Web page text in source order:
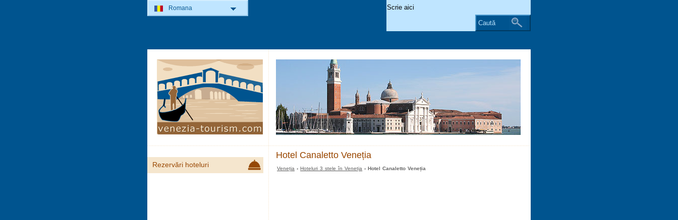
Hotel Canaletto Veneția
Veneția ›Hoteluri 3 stele în Veneția › Hotel Canaletto Veneția
Rezervări hoteluri
Romana
Caută